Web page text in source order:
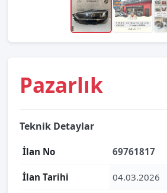
Pazarlık
Teknik Detaylar
İlan No 69761817
İlan Tarihi 04.03.2026